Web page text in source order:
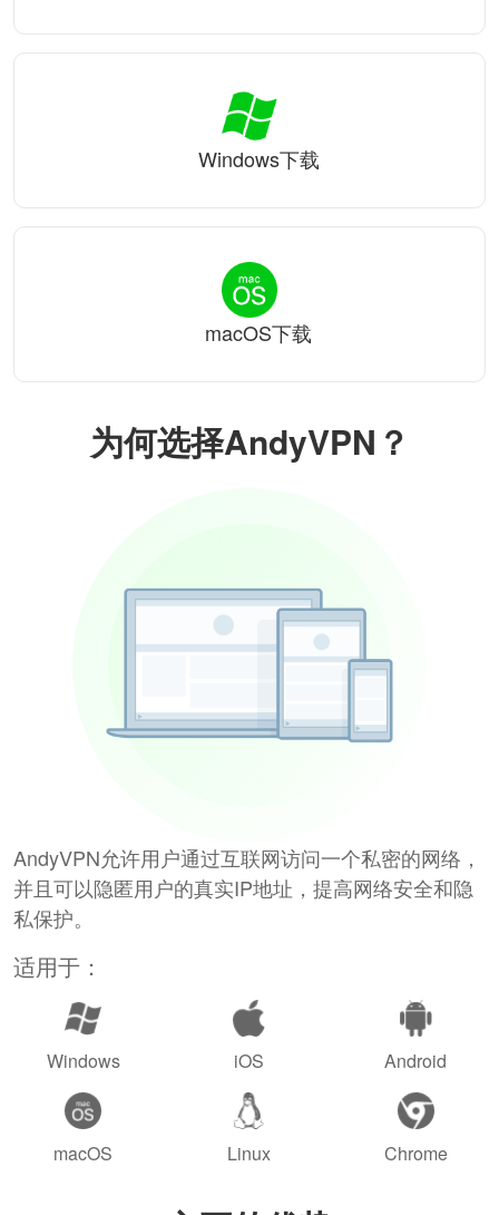
为何选择AndyVPN？
AndyVPN允许用户通过互联网访问一个私密的网络，
并且可以隐匿用户的真实IP地址，提高网络安全和隐
私保护。
适用于：
Windows iOS Android
macOS Linux Chrome
Windows下载
macOS下载